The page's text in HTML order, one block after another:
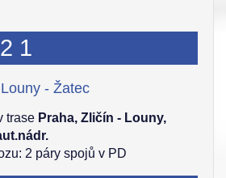
- Žatec
trase Praha, Zličín - Louny,
2 páry spojů v PD